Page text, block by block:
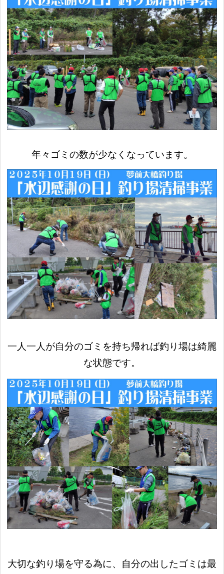
年々ゴミの数が少なくなっています。
一人一人が自分のゴミを持ち帰れば釣り場は綺麗
な状態です。
大切な釣り場を守る為に、自分の出したゴミは最